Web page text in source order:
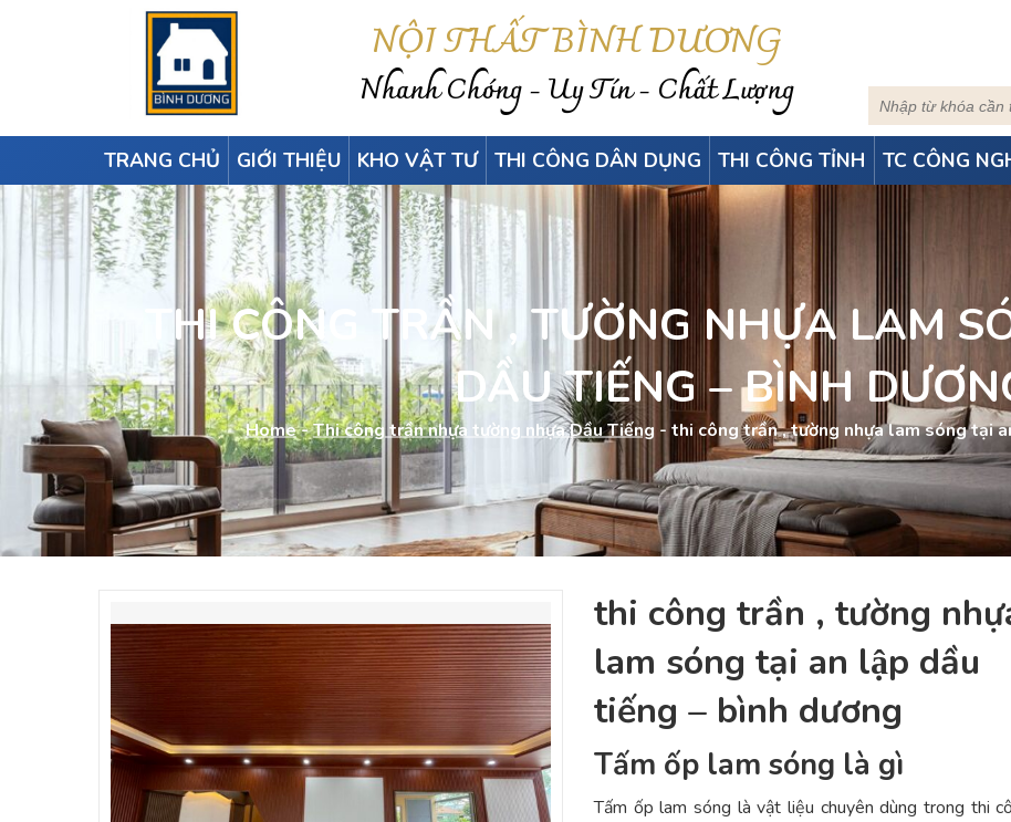
NỘI THẤT BÌNH DƯƠNG
Nhanh Chóng - Uy Tín - Chất Lượng
TRANG CHỦ GIỚI THIỆU KHO VẬT TƯ THI CÔNG DÂN DỤNG THI CÔNG TỈNH TC CÔNG
THI CÔNG TRẦN , TƯỜNG NHỰA LAM
DẦU TIẾNG – BÌNH
Home-Thi công trần nhựa tường nhựa Dầu Tiếng -thi công trần , tường nhựa lam sóng tại
thi công trần , tường
lam sóng tại an lập dầu
tiếng – bình dương
Tấm ốp lam sóng là gì
Tấm ốp lam sóng là vật liệu chuyên dùng trong thi